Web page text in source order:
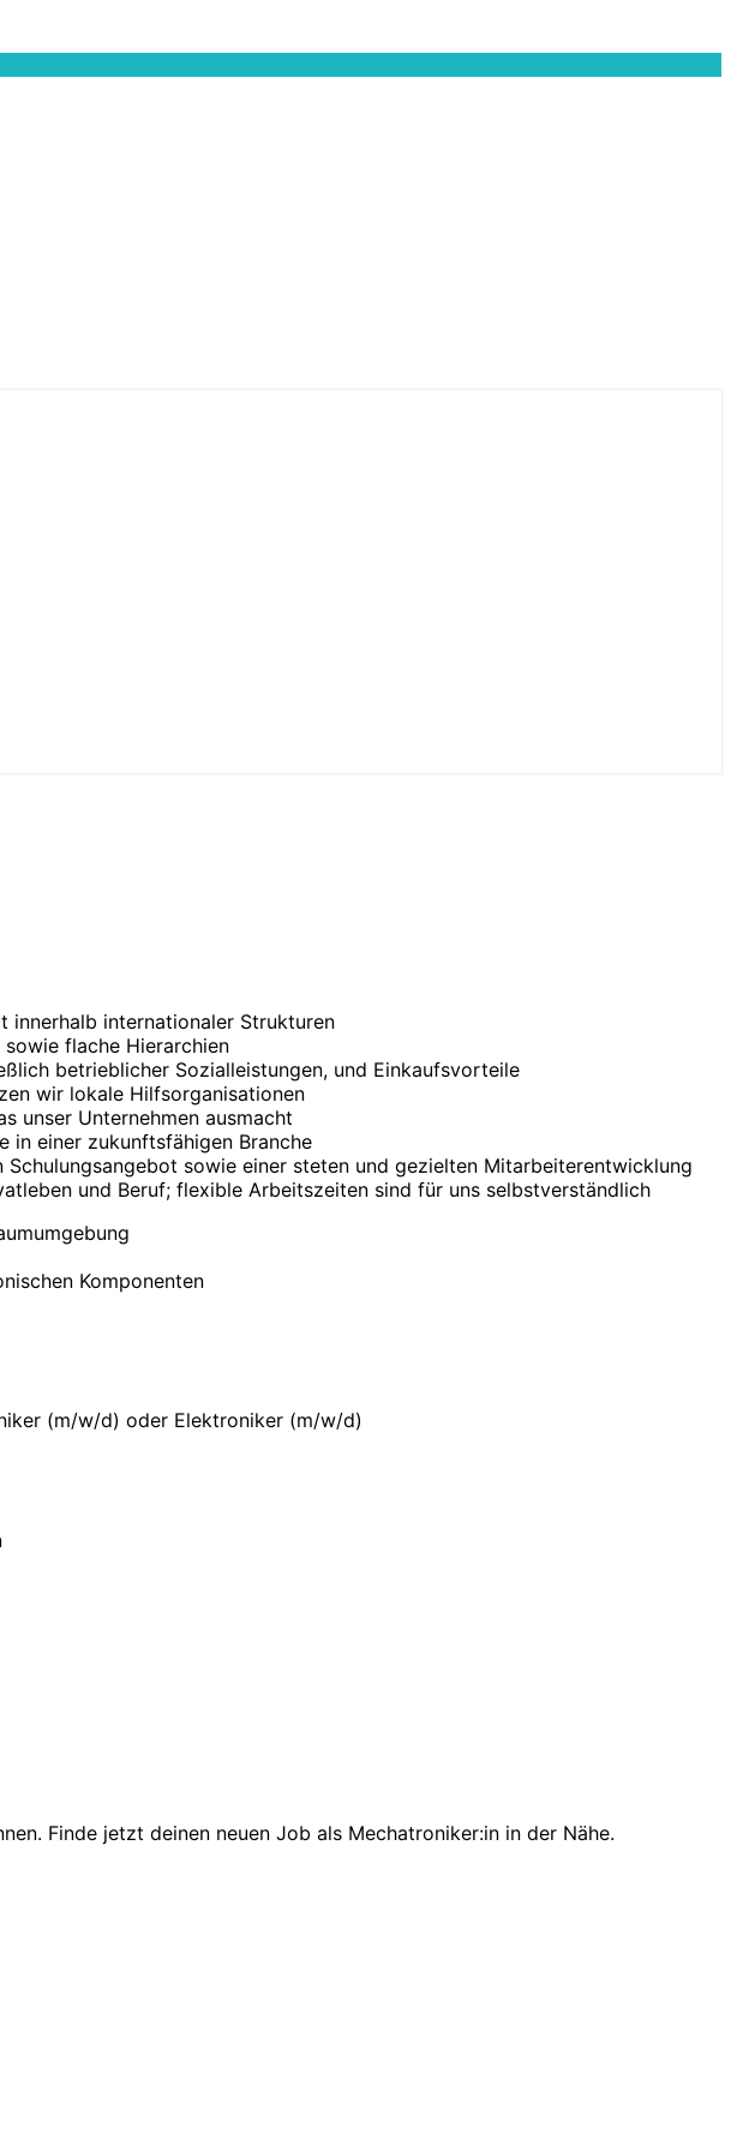
innerhalb inter­natio­naler Strukturen
flache Hierarchien
betrieb­licher Sozial­leistungen, und Ein­kaufs­vor­teile
wir lokale Hilfs­orga­ni­sa­tionen
unser Unter­nehmen ausmacht
in einer zukunfts­fähigen Branche
sowie einer steten und gezielten Mit­arbeiter­ent­wicklung
und Beruf; flexible Arbeits­zeiten sind für uns selbst­ver­ständlich
Komponenten
(m/w/d) oder Elektroniker (m/w/d)
Finde jetzt deinen neuen Job als Mechatroniker:in in der Nähe.